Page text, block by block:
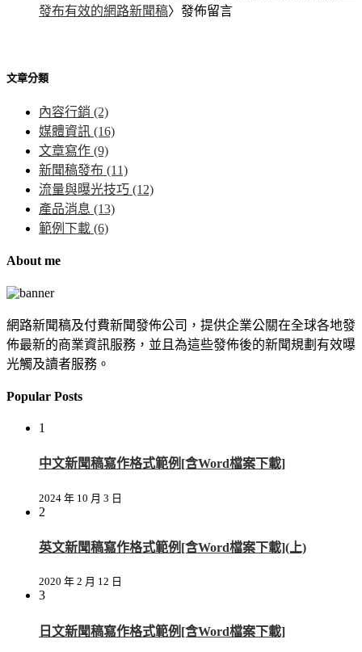
發布有效的網路新聞稿〉發佈留言
文章分類
內容行銷 (2)
媒體資訊 (16)
文章寫作 (9)
新聞稿發布 (11)
流量與曝光技巧 (12)
產品消息 (13)
範例下載 (6)
About me
網路新聞稿及付費新聞發佈公司，提供企業公關在全球各地發
佈最新的商業資訊服務，並且為這些發佈後的新聞規劃有效曝
光觸及讀者服務。
Popular Posts
1
中文新聞稿寫作格式範例[含Word檔案下載]
2024 年 10 月 3 日
2
英文新聞稿寫作格式範例[含Word檔案下載](上)
2020 年 2 月 12 日
3
日文新聞稿寫作格式範例[含Word檔案下載]